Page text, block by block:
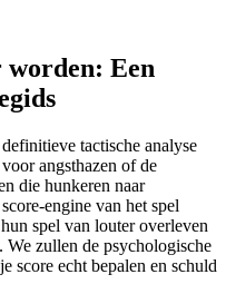
worden: Een
tactische analyse
angsthazen of de
die hunkeren naar
engine van het spel
spel van louter overleven
We zullen de psychologische
score echt bepalen en schuld